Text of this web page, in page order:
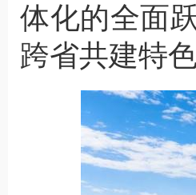
体化的全面
跨省共建特